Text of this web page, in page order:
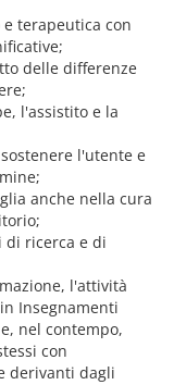
terapeutica con
delle differenze
l'assistito e la
l'utente e
anche nella cura
di ricerca e di
l'attività
Insegnamenti
nel contempo,
con
derivanti dagli